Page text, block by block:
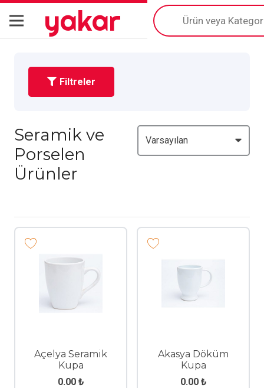
yakar
Products
search
Filtreler
Seramik ve
Porselen
Ürünler
Açelya Seramik
Kupa
0.00 ₺
Akasya Döküm
Kupa
0.00 ₺